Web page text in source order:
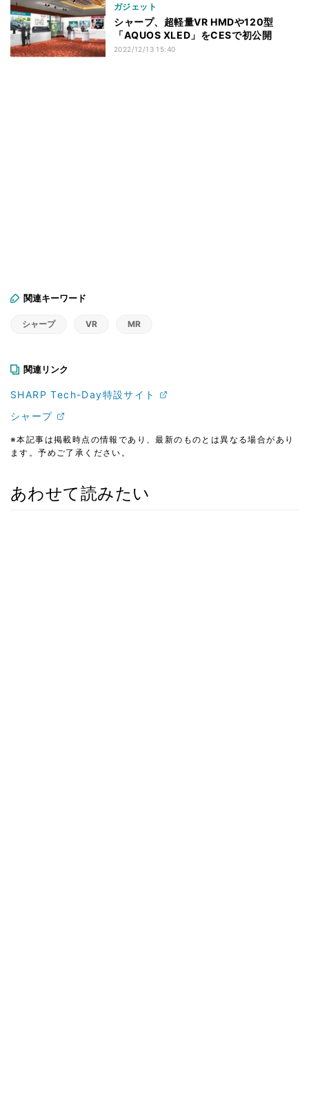
ガジェット
シャープ、超軽量VR HMDや120型
「AQUOS XLED」をCESで初公開
2022/12/13 15:40
関連キーワード
シャープ VR MR
関連リンク
SHARP Tech-Day特設サイト
シャープ
※本記事は掲載時点の情報であり、最新のものとは異なる場合があり
ます。予めご了承ください。
あわせて読みたい